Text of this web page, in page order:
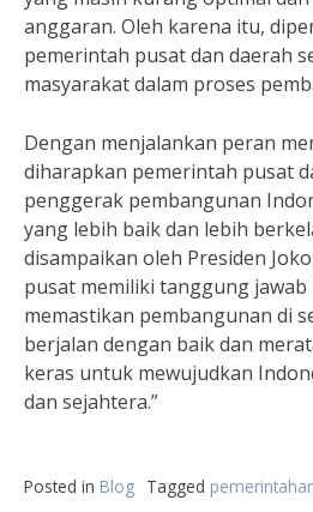
anggaran. Oleh karena itu,
pemerintah pusat dan daerah
masyarakat dalam proses
Dengan menjalankan peran
diharapkan pemerintah pusat
penggerak pembangunan
yang lebih baik dan lebih
disampaikan oleh Presiden
pusat memiliki tanggung jawab
memastikan pembangunan di
berjalan dengan baik dan
keras untuk mewujudkan
dan sejahtera.”
Posted in Blog Tagged